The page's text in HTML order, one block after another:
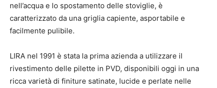
nell’acqua e lo spostamento delle stoviglie, è
caratterizzato da una griglia capiente, asportabile e
facilmente pulibile.
LIRA nel 1991 è stata la prima azienda a utilizzare il
rivestimento delle pilette in PVD, disponibili oggi in una
ricca varietà di finiture satinate, lucide e perlate nelle